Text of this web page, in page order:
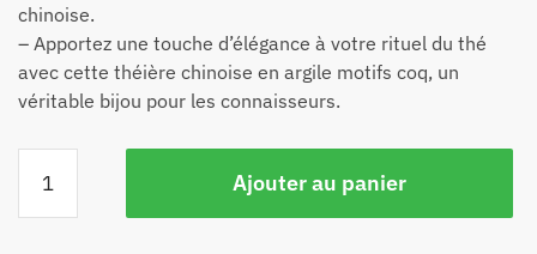
chinoise.
– Apportez une touche d’élégance à votre rituel du thé
avec cette théière chinoise en argile motifs coq, un
véritable bijou pour les connaisseurs.
Ajouter au panier